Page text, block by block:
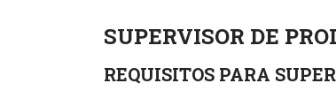
SUPERVISOR DE
REQUISITOS PARA